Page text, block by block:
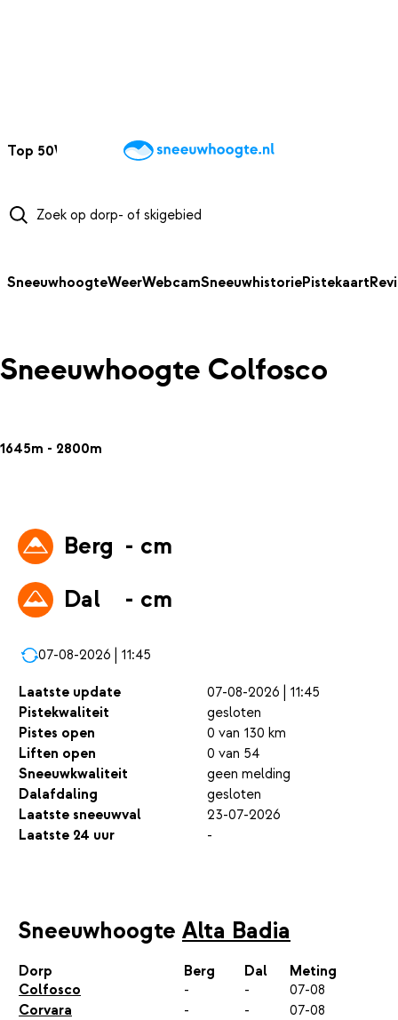
Top 50Webcams WintersportweerKaarten
SneeuwhoogteWeerWebcamSneeuwhistoriePistekaart
Sneeuwhoogte Colfosco
1645m - 2800m
Berg - cm
Dal
- cm
07-08-2026 | 11:45
Laatste update
07-08-2026 | 11:45
Pistekwaliteit
gesloten
Pistes open
0 van 130 km
Liften open
0 van 54
Sneeuwkwaliteit
geen melding
Dalafdaling
gesloten
Laatste sneeuwval
23-07-2026
Laatste 24 uur
-
Sneeuwhoogte Alta Badia
Dorp Berg Dal
Meting
Colfosco
- -
07-08
Corvara
- -
07-08